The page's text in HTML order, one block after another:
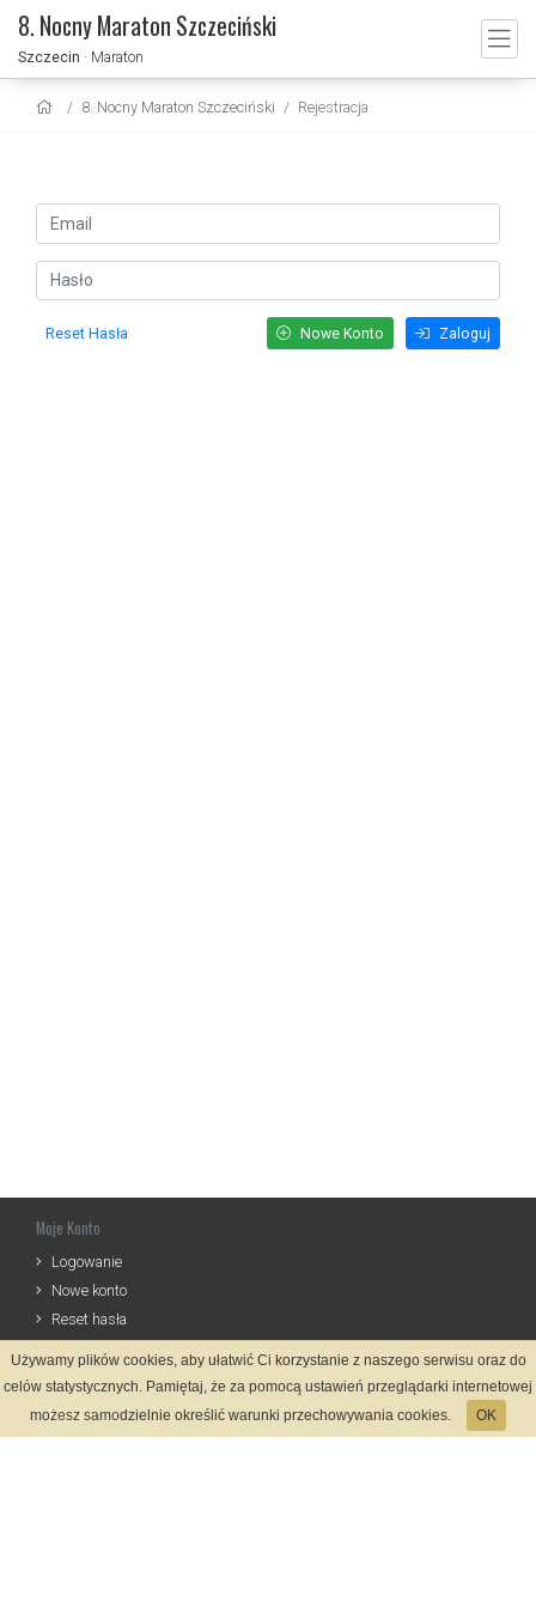
8. Nocny Maraton Szczeciński
Szczecin · Maraton
8. Nocny Maraton Szczeciński Rejestracja
Zaloguj
Nowe Konto
Reset Hasła
Moje Konto
Logowanie
Nowe konto
Reset hasła
Informacje
Regulamin
Używamy plików cookies, aby ułatwić Ci korzystanie z naszego serwisu oraz do
celów statystycznych. Pamiętaj, że za pomocą ustawień przeglądarki internetowej
możesz samodzielnie określić warunki przechowywania cookies.
OK